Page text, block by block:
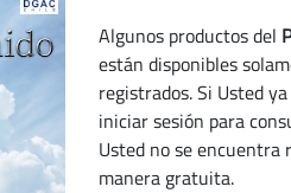
Algunos productos del
están disponibles
registrados. Si Usted
iniciar sesión para
Usted no se encuentra
manera gratuita.